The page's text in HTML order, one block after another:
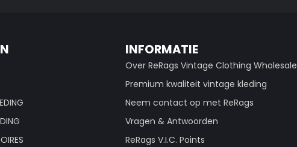
INFORMATIE
Over ReRags Vintage Clothing Wholesale
Premium kwaliteit vintage kleding
Neem contact op met ReRags
Vragen & Antwoorden
ReRags V.I.C. Points